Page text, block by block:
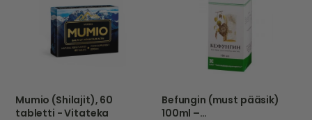
Mumio (Shilajit), 60
tabletti - Vitateka
Befungin (must pääsik)
100ml –